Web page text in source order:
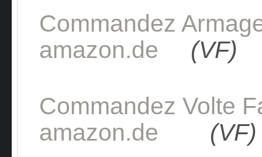
Commandez
amazon.de
(VF)
Commandez Volte
amazon.de
(VF)